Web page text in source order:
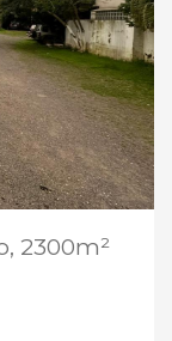
2300m²